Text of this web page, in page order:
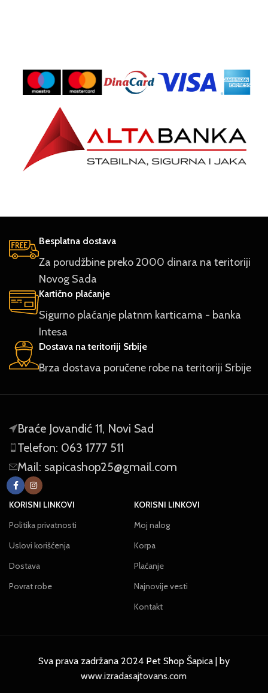
Besplatna dostava
Za porudžbine preko 2000 dinara na teritoriji
Novog Sada
Kartično plaćanje
Sigurno plaćanje platnm karticama - banka
Intesa
Dostava na teritoriji Srbije
Brza dostava poručene robe na teritoriji Srbije
Braće Jovandić 11, Novi Sad
Telefon: 063 1777 511
Mail: sapicashop25@gmail.com
KORISNI LINKOVI
Politika privatnosti
Uslovi korišćenja
Dostava
Povrat robe
KORISNI LINKOVI
Moj nalog
Korpa
Plaćanje
Najnovije vesti
Kontakt
Sva prava zadržana 2024 Pet Shop Šapica | by
www.izradasajtovans.com